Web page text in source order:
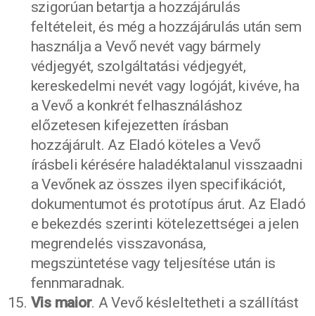
szigorúan betartja a hozzájárulás
feltételeit, és még a hozzájárulás után sem
használja a Vevő nevét vagy bármely
védjegyét, szolgáltatási védjegyét,
kereskedelmi nevét vagy logóját, kivéve, ha
a Vevő a konkrét felhasználáshoz
előzetesen kifejezetten írásban
hozzájárult. Az Eladó köteles a Vevő
írásbeli kérésére haladéktalanul visszaadni
a Vevőnek az összes ilyen specifikációt,
dokumentumot és prototípus árut. Az Eladó
e bekezdés szerinti kötelezettségei a jelen
megrendelés visszavonása,
megszüntetése vagy teljesítése után is
fennmaradnak.
Vis maior. A Vevő késleltetheti a szállítást